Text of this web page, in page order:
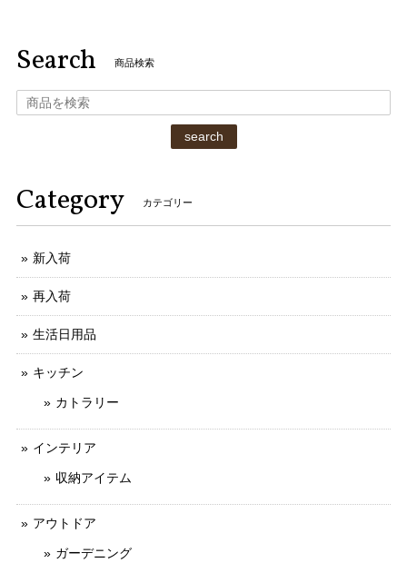
Search 商品検索
search
Category カテゴリー
新入荷
再入荷
生活日用品
キッチン
カトラリー
インテリア
収納アイテム
アウトドア
ガーデニング